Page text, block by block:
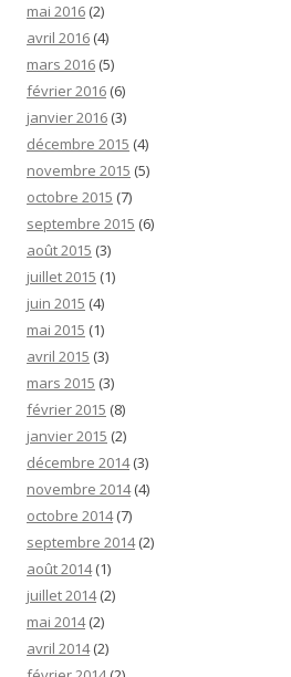
mai 2016 (2)
avril 2016 (4)
mars 2016 (5)
février 2016 (6)
janvier 2016 (3)
décembre 2015 (4)
novembre 2015 (5)
octobre 2015 (7)
septembre 2015 (6)
août 2015 (3)
juillet 2015 (1)
juin 2015 (4)
mai 2015 (1)
avril 2015 (3)
mars 2015 (3)
février 2015 (8)
janvier 2015 (2)
décembre 2014(3)
novembre 2014(4)
octobre 2014(7)
septembre 2014(2)
août 2014(1)
juillet 2014(2)
mai 2014(2)
avril 2014(2)